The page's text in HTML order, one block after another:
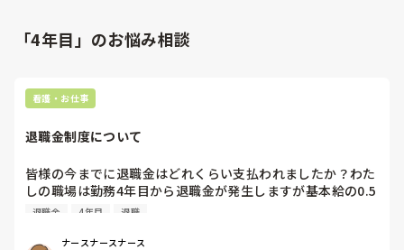
「4年目」のお悩み相談
看護・お仕事
退職金制度について
皆様の今までに退職金はどれくらい支払われましたか？わた
しの職場は勤務4年目から退職金が発生しますが基本給の0.5
の額＋加入基金から20万というほどでした。高いのか低いの
退職金 4年目 退職
ナースナースナース